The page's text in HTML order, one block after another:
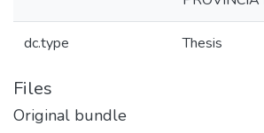
dc.type Thesis
Files
Original bundle